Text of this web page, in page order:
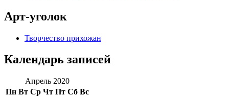
Арт-уголок
Творчество прихожан
Календарь записей
Апрель 2020
Пн Вт Ср Чт Пт Сб Вс